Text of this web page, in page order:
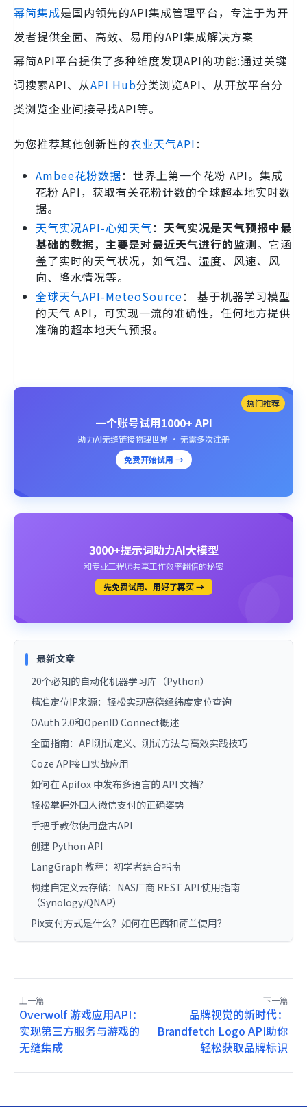
幂简集成是国内领先的API集成管理平台，专注于为开
发者提供全面、高效、易用的API集成解决方案
幂简API平台提供了多种维度发现API的功能:通过关键
词搜索API、从API Hub分类浏览API、从开放平台分
类浏览企业间接寻找API等。
为您推荐其他创新性的农业天气API：
Ambee花粉数据：世界上第一个花粉 API。集成
花粉 API，获取有关花粉计数的全球超本地实时数
据。
天气实况API-心知天气： 天气实况是天气预报中最
基础的数据，主要是对最近天气进行的监测。它涵
盖了实时的天气状况，如气温、湿度、风速、风
向、降水情况等。
全球天气API-MeteoSource： 基于机器学习模型
的天气 API，可实现一流的准确性，任何地方提供
准确的超本地天气预报。
热门推荐
一个账号试用1000+ API
助力AI无缝链接物理世界 · 无需多次注册
免费开始试用 →
3000+提示词助力AI大模型
和专业工程师共享工作效率翻倍的秘密
先免费试用、用好了再买 →
最新文章
20个必知的自动化机器学习库（Python）
精准定位IP来源：轻松实现高德经纬度定位查询
OAuth 2.0和OpenID Connect概述
全面指南：API测试定义、测试方法与高效实践技巧
Coze API接口实战应用
如何在 Apifox 中发布多语言的 API 文档？
轻松掌握外国人微信支付的正确姿势
手把手教你使用盘古API
创建 Python API
LangGraph 教程：初学者综合指南
构建自定义云存储：NAS厂商 REST API 使用指南
（Synology/QNAP）
Pix支付方式是什么？如何在巴西和荷兰使用？
上一篇
Overwolf 游戏应用API：
实现第三方服务与游戏的
无缝集成
下一篇
品牌视觉的新时代：
Brandfetch Logo API助你
轻松获取品牌标识